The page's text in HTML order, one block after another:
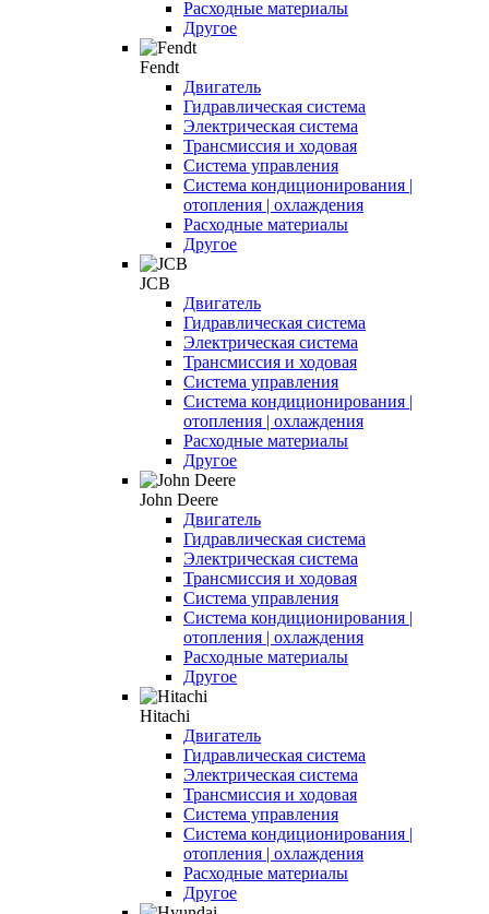
Расходные материалы
Другое
Fendt
Двигатель
Гидравлическая система
Электрическая система
Трансмиссия и ходовая
Система управления
Система кондиционирования |
отопления | охлаждения
Расходные материалы
Другое
JCB
Двигатель
Гидравлическая система
Электрическая система
Трансмиссия и ходовая
Система управления
Система кондиционирования |
отопления | охлаждения
Расходные материалы
Другое
John Deere
Двигатель
Гидравлическая система
Электрическая система
Трансмиссия и ходовая
Система управления
Система кондиционирования |
отопления | охлаждения
Расходные материалы
Другое
Hitachi
Двигатель
Гидравлическая система
Электрическая система
Трансмиссия и ходовая
Система управления
Система кондиционирования |
отопления | охлаждения
Расходные материалы
Другое